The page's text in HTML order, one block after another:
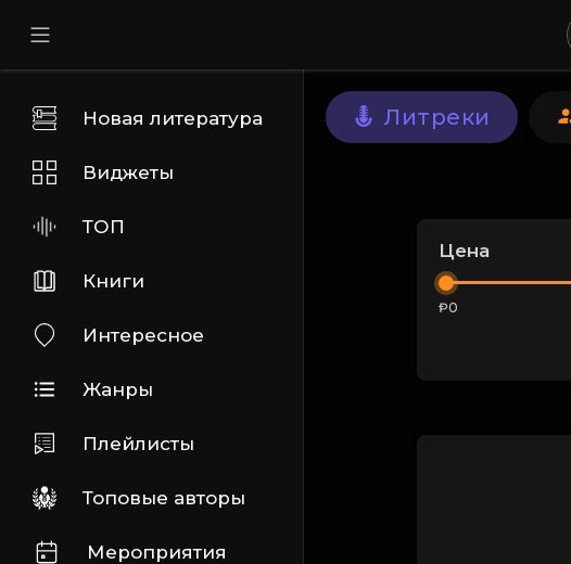
Новая литература
Виджеты
ТОП
Книги
Интересное
Жанры
Плейлисты
Топовые авторы
Мероприятия
Литреки
Цена
Ᵽ0